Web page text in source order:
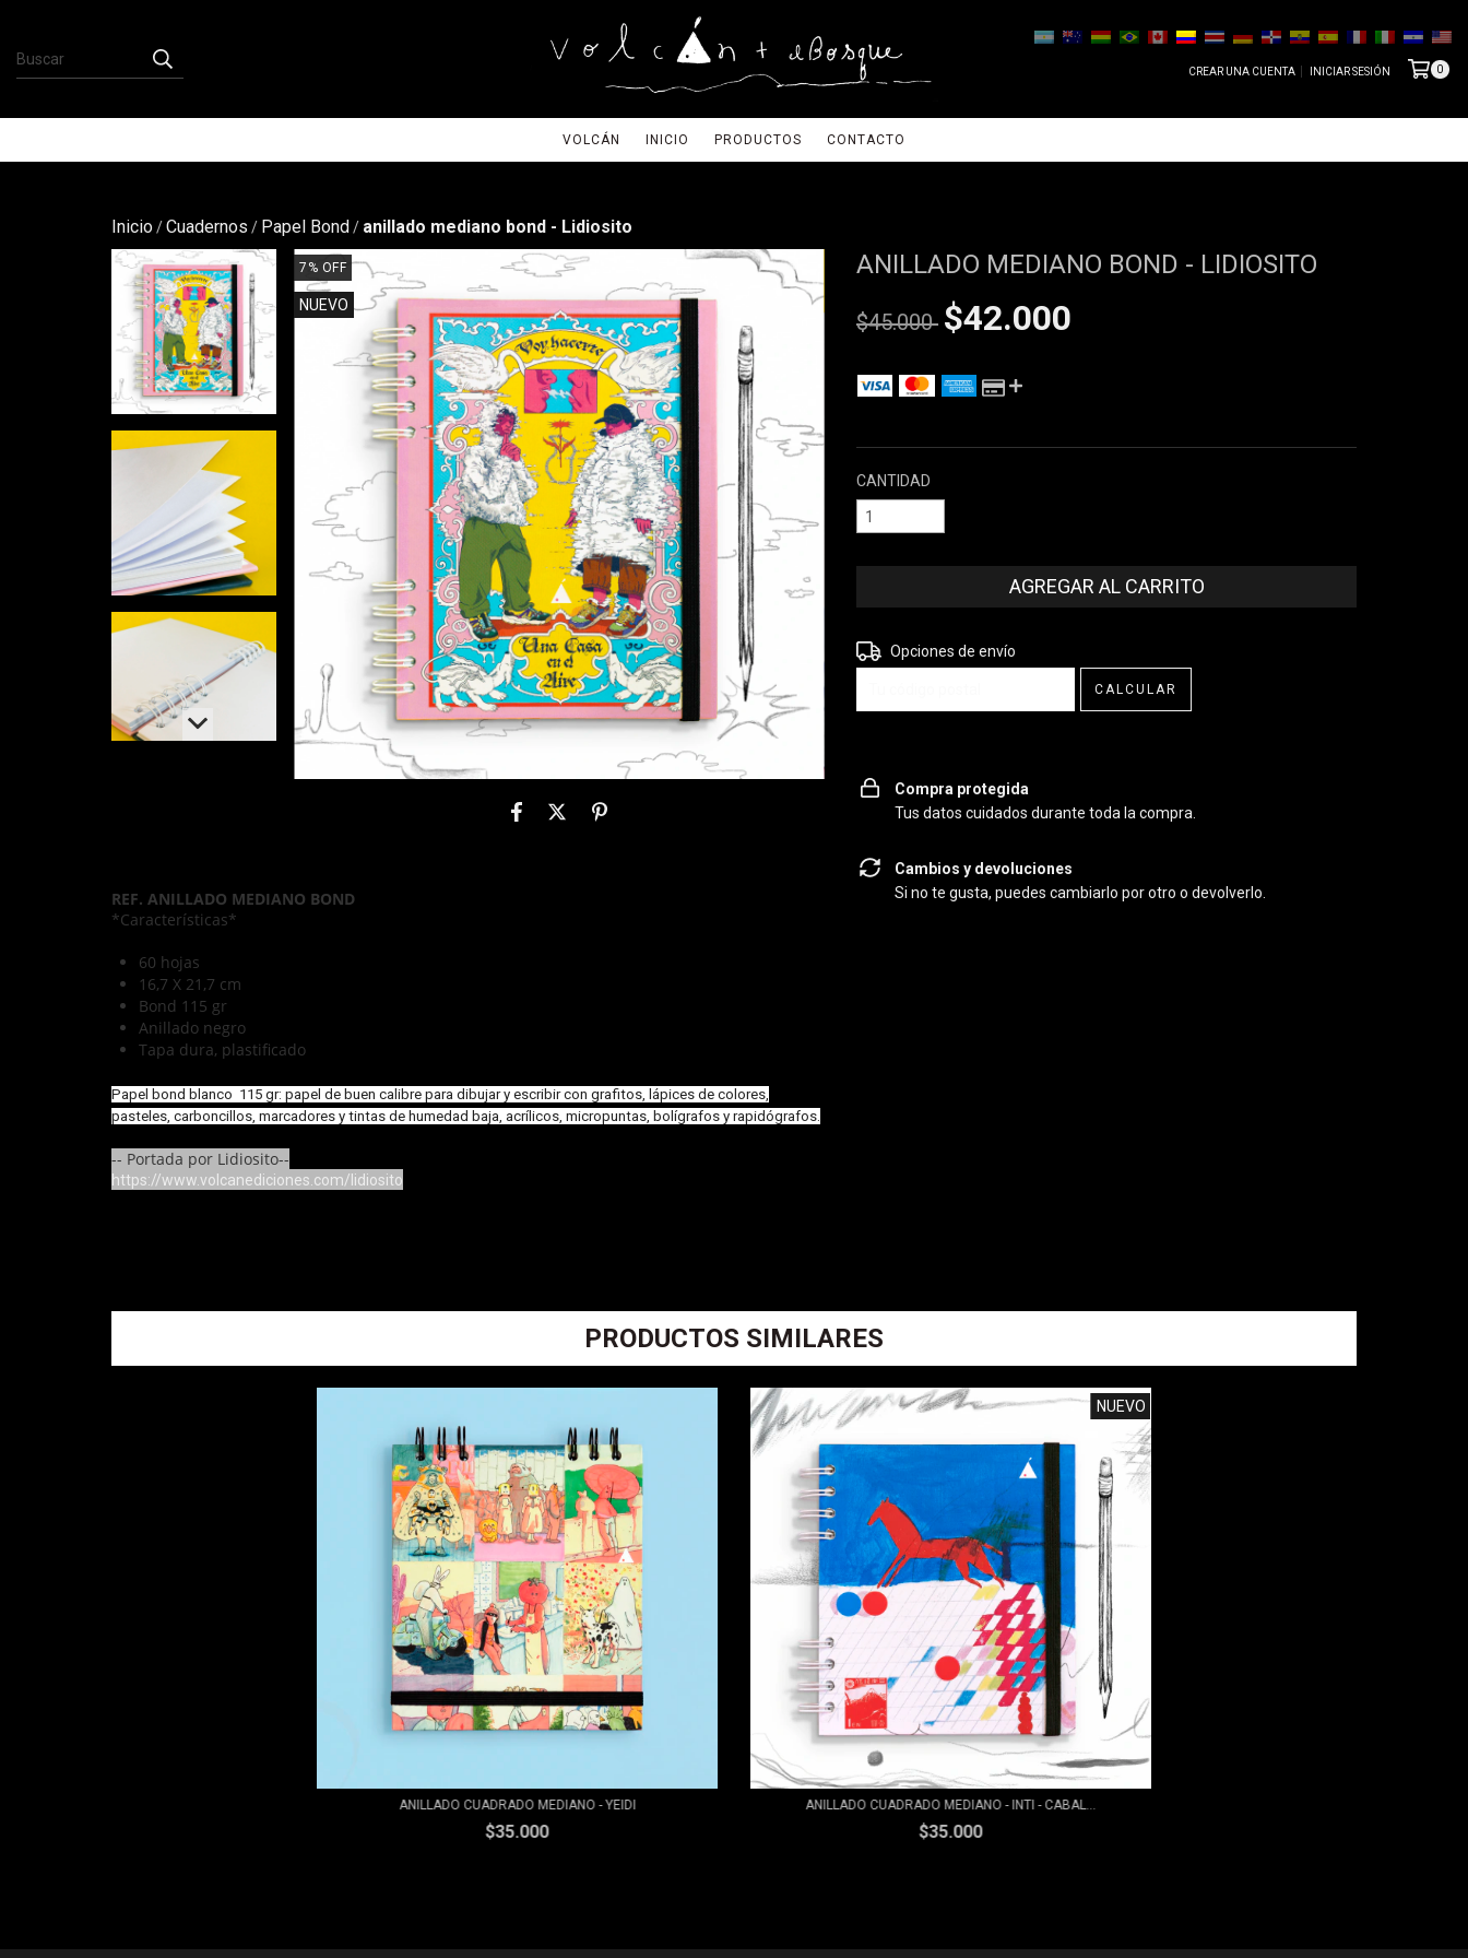
CREAR UNA CUENTA INICIAR SESIÓN 0
VOLCÁN INICIO PRODUCTOS CONTACTO
Inicio/Cuadernos / Papel Bond / anillado mediano bond - Lidiosito
7 % OFF
NUEVO
REF. ANILLADO MEDIANO BOND
*Características*
60 hojas
16,7 X 21,7 cm
Bond 115 gr
Anillado negro
Tapa dura, plastificado
Papel bond blanco 115 gr: papel de buen calibre para dibujar y escribir con grafitos, lápices de colores,
pasteles, carboncillos, marcadores y tintas de humedad baja, acrílicos, micropuntas, bolígrafos y rapidógrafos.
-- Portada por Lidiosito--
https://www.volcanediciones.com/lidiosito
ANILLADO MEDIANO BOND - LIDIOSITO
$45.000 $42.000
CANTIDAD
Entregas para el CP:
Opciones de envío
CALCULAR
Compra protegida
Tus datos cuidados durante toda la compra.
Cambios y devoluciones
Si no te gusta, puedes cambiarlo por otro o devolverlo.
PRODUCTOS SIMILARES
ANILLADO CUADRADO MEDIANO - YEIDI
$35.000
NUEVO
ANILLADO CUADRADO MEDIANO - INTI - CABAL...
$35.000